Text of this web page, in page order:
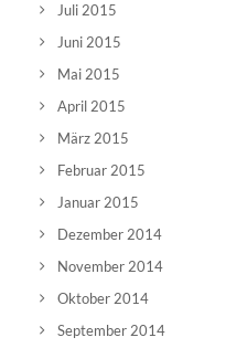
Juli 2015
Juni 2015
Mai 2015
April 2015
März 2015
Februar 2015
Januar 2015
Dezember 2014
November 2014
Oktober 2014
September 2014